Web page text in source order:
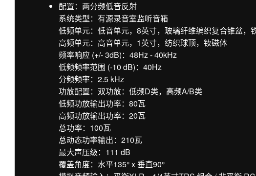
配置：两分频低音反射
系统类型：有源录音室监听音箱
低频单元：低音单元，8英寸，玻璃纤维编织复合锥盆，
高频单元：高音单元，1英寸，纺织球顶，钕磁体
频率响应 (+/- 3dB)：48Hz - 40kHz
低频频率范围 (-10 dB)：40Hz
分频频率：2.5 kHz
功放配置：双功放：低频D类，高频A/B类
低频功放输出功率：80瓦
高频功放输出功率：20瓦
总功率：100瓦
总动态功率输出：210瓦
最大声压级：111 dB
覆盖角度：水平135° x 垂直90°